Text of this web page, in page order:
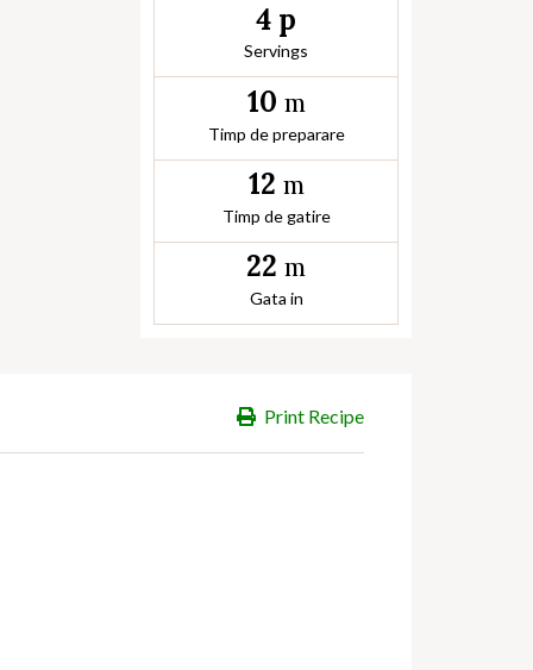
4 p
Servings
10 m
Timp de preparare
12 m
Timp de gatire
22 m
Gata in
Print Recipe